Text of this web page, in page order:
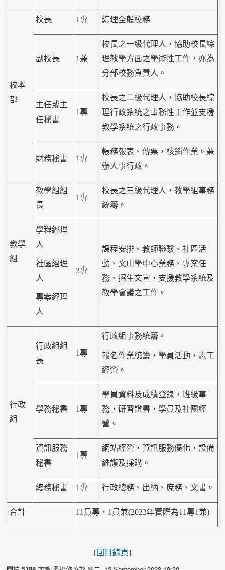
校本
部
校長 1專 綜理全般校務
副校長 1兼
校長之一級代理人，協助校長綜
理教學方面之學術性工作，亦為
分部校務負責人。
主任或主
任秘書
1專
校長之二級代理人，協助校長綜
理行政系統之事務性工作並支援
教學系統之行政事務。
財務秘書 1專
帳務報表、傳票，核銷作業。兼
辦人事行政。
教學
組
教學組組
長
1專
校長之三級代理人，教學組事務
統籌。
學程經理
人
社區經理
人
專案經理
人
3專
課程安排、教師聯繫、社區活
動、文山學中心業務、專案任
務、招生文宣，支援教學系統及
教學會議之工作。
行政
組
行政組組
長
1專
行政組事務統籌。
報名作業統籌，學員活動，志工
經營。
學務秘書 1專
學員資料及成績登錄，班級事
務，研習證書，學員及社團經
營。
資訊服務
秘書
1專
網站經營，資訊服務優化，設備
維護及採購。
總務秘書 1專 行政總務、出納、庶務、文書。
合計 11員專，1員兼(2023年實際為11專1兼)
[回目錄頁]